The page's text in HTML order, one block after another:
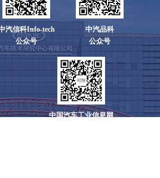
汽信科Info-tech
公众号
中汽品科
公众号
中国汽车工业信息网